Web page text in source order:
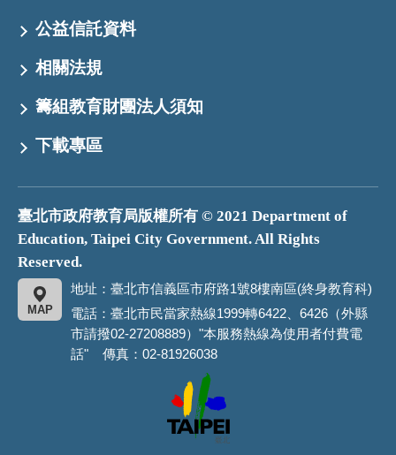
公益信託資料
相關法規
籌組教育財團法人須知
下載專區
臺北市政府教育局版權所有 © 2021 Department of
Education, Taipei City Government. All Rights
Reserved.
地址：臺北市信義區市府路1號8樓南區(終身教育科)
MAP
電話：臺北市民當家熱線1999轉6422、6426（外縣
市請撥02-27208889）"本服務熱線為使用者付費電
話" 傳真：02-81926038
市
政